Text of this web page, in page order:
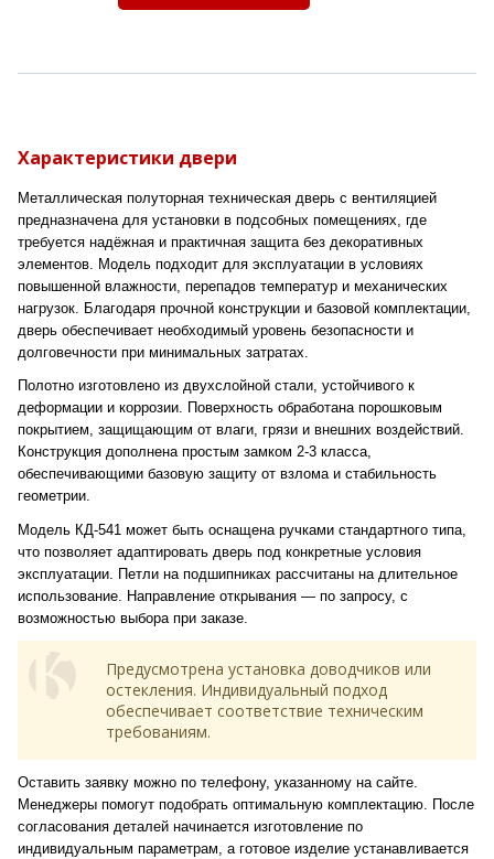
Характеристики двери
Металлическая полуторная техническая дверь с вентиляцией
предназначена для установки в подсобных помещениях, где
требуется надёжная и практичная защита без декоративных
элементов. Модель подходит для эксплуатации в условиях
повышенной влажности, перепадов температур и механических
нагрузок. Благодаря прочной конструкции и базовой комплектации,
дверь обеспечивает необходимый уровень безопасности и
долговечности при минимальных затратах.
Полотно изготовлено из двухслойной стали, устойчивого к
деформации и коррозии. Поверхность обработана порошковым
покрытием, защищающим от влаги, грязи и внешних воздействий.
Конструкция дополнена простым замком 2-3 класса,
обеспечивающими базовую защиту от взлома и стабильность
геометрии.
Модель КД-541 может быть оснащена ручками стандартного типа,
что позволяет адаптировать дверь под конкретные условия
эксплуатации. Петли на подшипниках рассчитаны на длительное
использование. Направление открывания — по запросу, с
возможностью выбора при заказе.
Предусмотрена установка доводчиков или
остекления. Индивидуальный подход
обеспечивает соответствие техническим
требованиям.
Оставить заявку можно по телефону, указанному на сайте.
Менеджеры помогут подобрать оптимальную комплектацию. После
согласования деталей начинается изготовление по
индивидуальным параметрам, а готовое изделие устанавливается